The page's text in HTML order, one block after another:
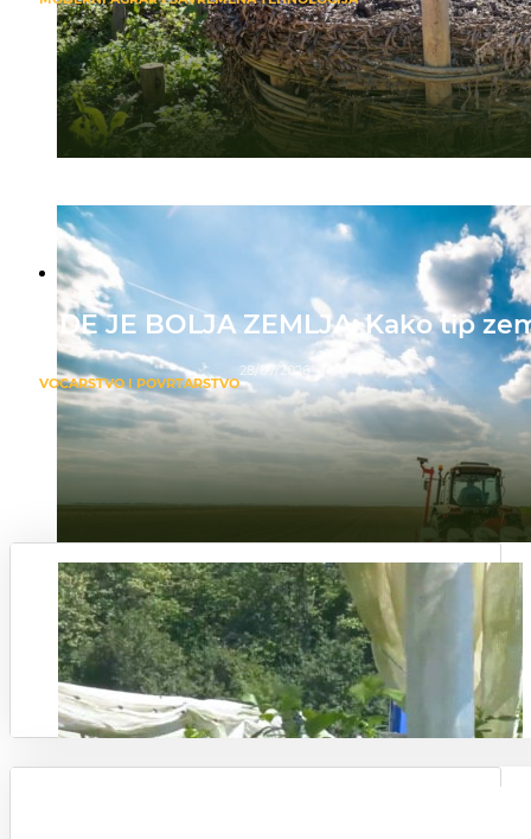
GDE JE BOLJA ZEMLJA: Kako tip
VOĆARSTVO I POVRTARSTVO
28/07/2026